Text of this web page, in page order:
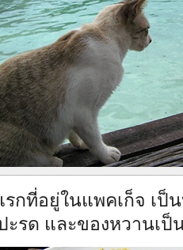
กที่อยู่ในแพคเก็จ เป็
รด และของหวานเป็